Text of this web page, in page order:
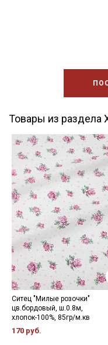
Товары из раздела
Ситец "Милые розочки"
цв.бордовый, ш.0.8м,
хлопок-100%, 85гр/м.кв
170 руб.